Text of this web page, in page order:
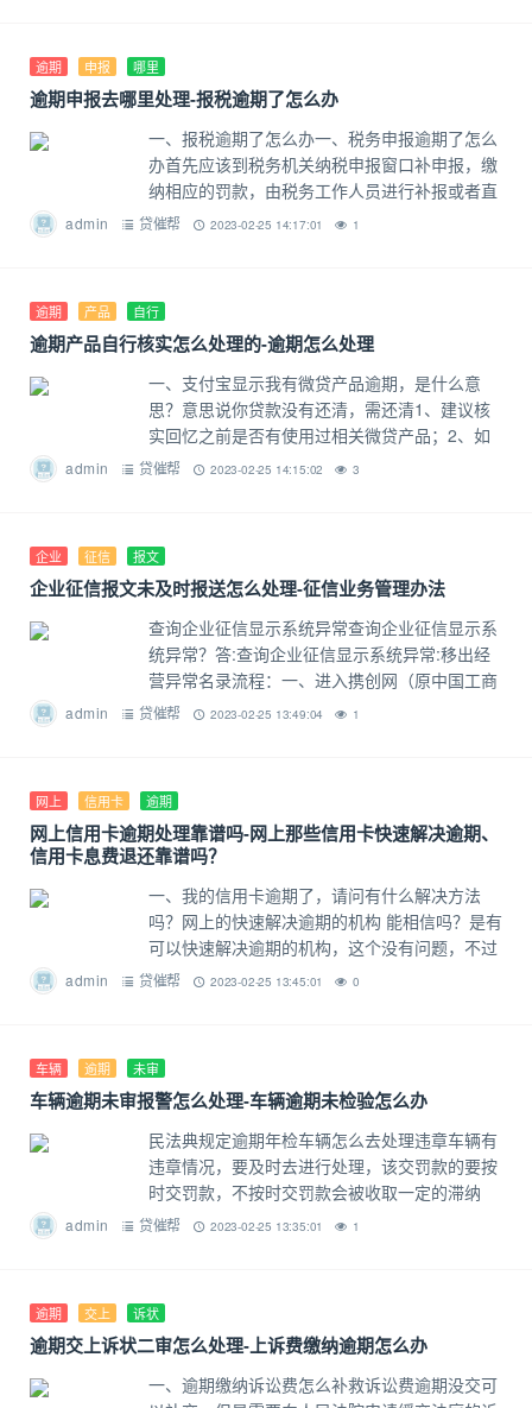
逾期 申报 哪里
逾期申报去哪里处理-报税逾期了怎么办
一、报税逾期了怎么办一、税务申报逾期了怎么
办首先应该到税务机关纳税申报窗口补申报，缴
纳相应的罚款，由税务工作人员进行补报或者直
接委托律师补缴都可以，具体的补缴流程为：
admin 贷催帮 2023-02-25 14:17:01 1
逾期 产品 自行
逾期产品自行核实怎么处理的-逾期怎么处理
一、支付宝显示我有微贷产品逾期，是什么意
思？意思说你贷款没有还清，需还清1、建议核
实回忆之前是否有使用过相关微贷产品；2、如
已无法回忆，建议及时联系支付宝客服反馈确认
admin 贷催帮 2023-02-25 14:15:02 3
企业 征信 报文
企业征信报文未及时报送怎么处理-征信业务管理办法
查询企业征信显示系统异常查询企业征信显示系
统异常？答:查询企业征信显示系统异常:移出经
营异常名录流程：一、进入携创网（原中国工商
注册网）二、进入后选择您企业所属的城市或者
admin 贷催帮 2023-02-25 13:49:04 1
网上 信用卡 逾期
网上信用卡逾期处理靠谱吗-网上那些信用卡快速解决逾期、
信用卡息费退还靠谱吗？
一、我的信用卡逾期了，请问有什么解决方法
吗？网上的快速解决逾期的机构 能相信吗？是有
可以快速解决逾期的机构，这个没有问题，不过
机构从多方面验证是否是真的信用卡逾期可以做
admin 贷催帮 2023-02-25 13:45:01 0
车辆 逾期 未审
车辆逾期未审报警怎么处理-车辆逾期未检验怎么办
民法典规定逾期年检车辆怎么去处理违章车辆有
违章情况，要及时去进行处理，该交罚款的要按
时交罚款，不按时交罚款会被收取一定的滞纳
金，而且当车辆有违章未处理，是不能进行年检
admin 贷催帮 2023-02-25 13:35:01 1
逾期 交上 诉状
逾期交上诉状二审怎么处理-上诉费缴纳逾期怎么办
一、逾期缴纳诉讼费怎么补救诉讼费逾期没交可